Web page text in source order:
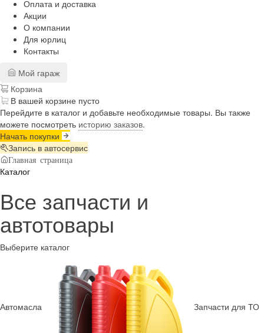
Оплата и доставка
Акции
О компании
Для юрлиц
Контакты
Мой гараж
Корзина
В вашей корзине пусто
Перейдите в каталог и добавьте необходимые товары. Вы также
можете посмотреть историю заказов.
Начать покупки
Запись в автосервис
Главная страница
Каталог
Все запчасти и
автотовары
Выберите каталог
Автомасла Запчасти для ТО